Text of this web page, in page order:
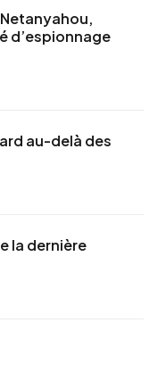
d’espionnage
au-delà des
la dernière